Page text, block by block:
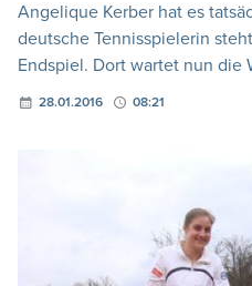
Angelique Kerber hat es
deutsche Tennisspielerin
Endspiel. Dort wartet nun die
28.01.2016 08:21